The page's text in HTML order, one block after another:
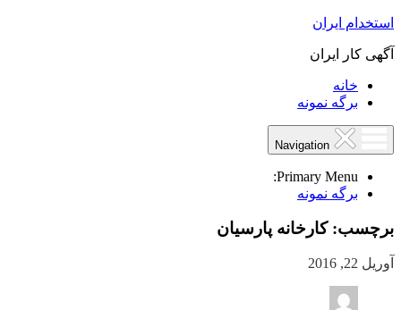
استخدام ایران
آگهی کار ایران
خانه
برگه نمونه
Primary Menu:
برگه نمونه
برچسب:کارخانه پارسیان
آوریل 22, 2016